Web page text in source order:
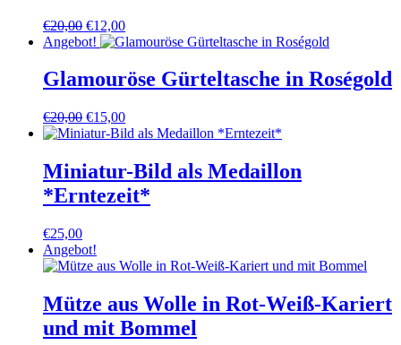
€20,00 Ursprünglicher
Preis
€20,00
€12,00Aktueller
Preis
€12,00.
Angebot!
Glamouröse Gürteltasche in Roségold
€20,00 Ursprünglicher
Preis
€20,00
€15,00Aktueller
Preis
€15,00.
Miniatur-Bild als Medaillon
*Erntezeit*
€25,00
Angebot!
Mütze aus Wolle in Rot-Weiß-Kariert
und mit Bommel